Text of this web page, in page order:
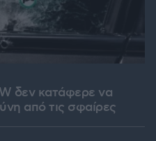
δεν κατάφερε να
από τις σφαίρες